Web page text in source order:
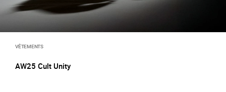
VÊTEMENTS
AW25 Cult Unity